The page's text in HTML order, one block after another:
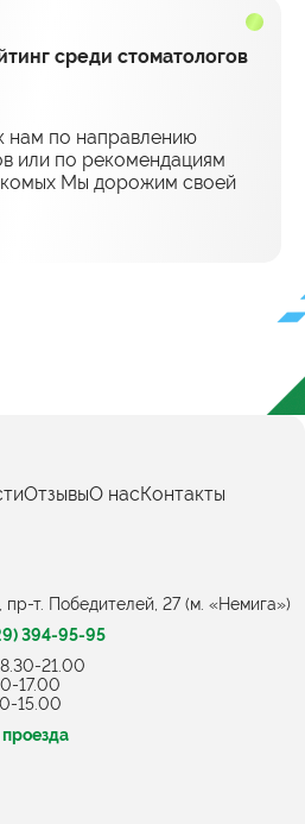
среди стоматологов
нам по направлению
или по рекомендациям
Мы дорожим своей
ОтзывыО насКонтакты
пр-т. Победителей, 27 (м. «Немига»)
394-95-95
21.00
17.00
15.00